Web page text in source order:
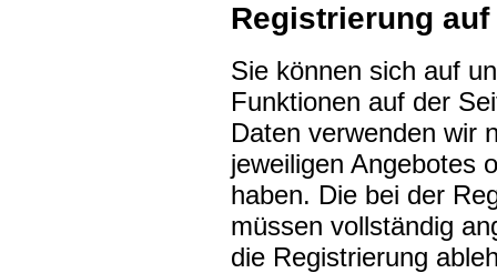
Registrierung
Sie können sich auf
Funktionen auf der
Daten verwenden wir
jeweiligen Angebotes
haben. Die bei der
müssen vollständig
die Registrierung